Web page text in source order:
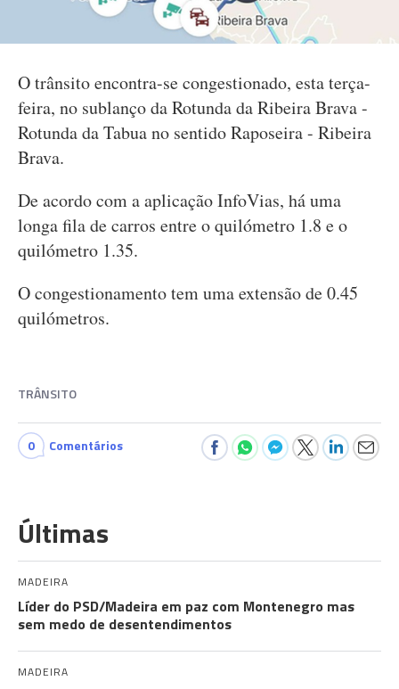
O trânsito encontra-se congestionado, esta terça-
feira, no sublanço da Rotunda da Ribeira Brava -
Rotunda da Tabua no sentido Raposeira - Ribeira
Brava.
De acordo com a aplicação InfoVias, há uma
longa fila de carros entre o quilómetro 1.8 e o
quilómetro 1.35.
O congestionamento tem uma extensão de 0.45
quilómetros.
TRÂNSITO
0 Comentários
Últimas
MADEIRA
Líder do PSD/Madeira em paz com Montenegro mas
sem medo de desentendimentos
MADEIRA